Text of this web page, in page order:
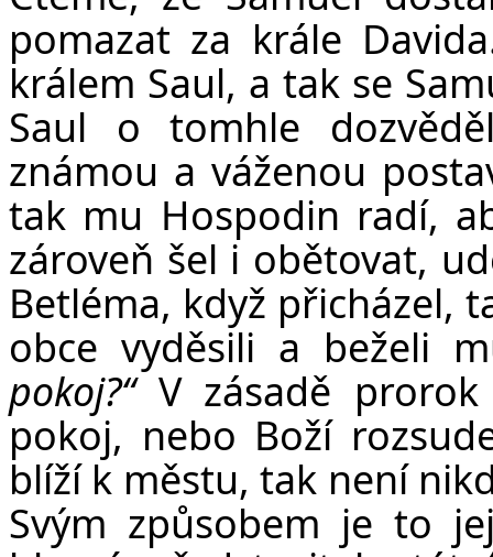
pomazat za krále
králem Saul, a tak se
Saul o tomhle
známou a váženou
tak mu Hospodin radí,
zároveň šel i obětovat,
Betléma, když přicházel,
obce vyděsili a beželi
pokoj?“V zásadě
pokoj, nebo Boží
blíží k městu, tak není
Svým způsobem je to